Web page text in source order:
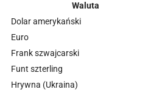
Waluta
Dolar amerykański
Euro
Frank szwajcarski
Funt szterling
Hrywna (Ukraina)